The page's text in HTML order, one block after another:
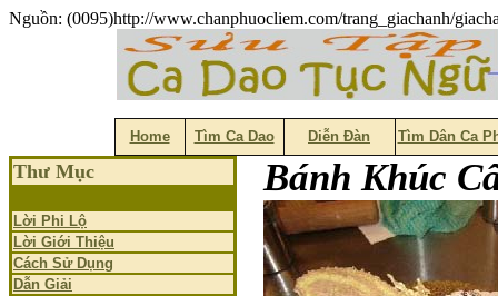
Nguồn: (0095)http://www.chanphuocliem.com/trang_giachanh/
Home Tìm Ca Dao Diễn Đàn Tìm Dân Ca
Thư Mục
Lời Phi Lộ
Lời Giới Thiệu
Cách Sử Dụng
Dẫn Giải
Bánh Khúc